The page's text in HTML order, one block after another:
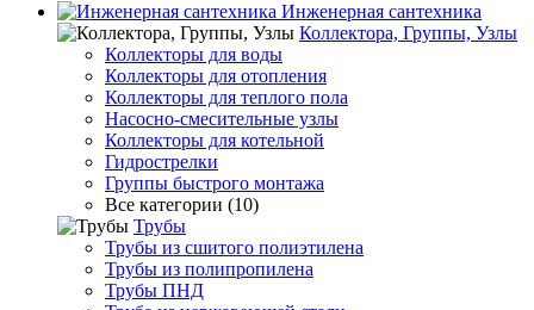
Инженерная сантехника
Коллектора, Группы, Узлы
Коллекторы для воды
Коллекторы для отопления
Коллекторы для теплого пола
Насосно-смесительные узлы
Коллекторы для котельной
Гидрострелки
Группы быстрого монтажа
Все категории (10)
Трубы
Трубы из сшитого полиэтилена
Трубы из полипропилена
Трубы ПНД